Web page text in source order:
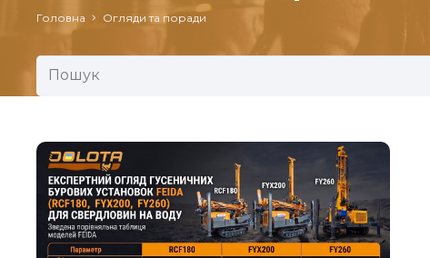
Головна Огляди та поради